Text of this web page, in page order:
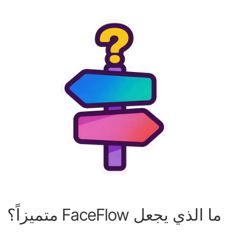
ما الذي يجعل FaceFlow متميزاً؟